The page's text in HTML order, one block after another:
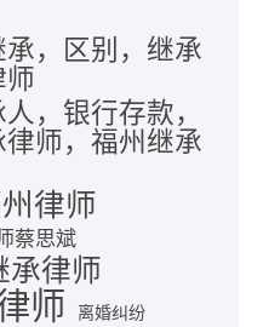
，区别，继承
师
，银行存款，
师，福州继承
律师
蔡思斌
承律师
师 离婚纠纷